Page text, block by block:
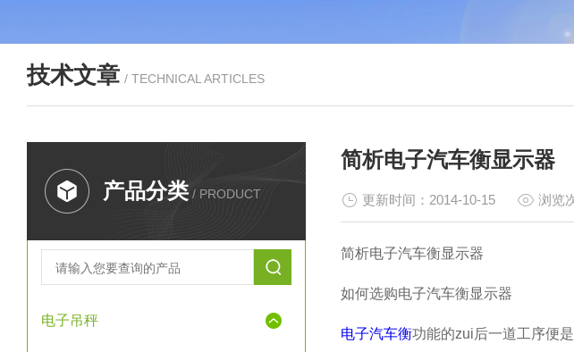
技术文章 / TECHNICAL ARTICLES
产品分类 / PRODUCT
电子吊秤
简析电子汽车衡显示器
更新时间：2014-10-15 浏览
简析电子汽车衡显示器
如何选购电子汽车衡显示器
电子汽车衡功能的zui后一道工序便